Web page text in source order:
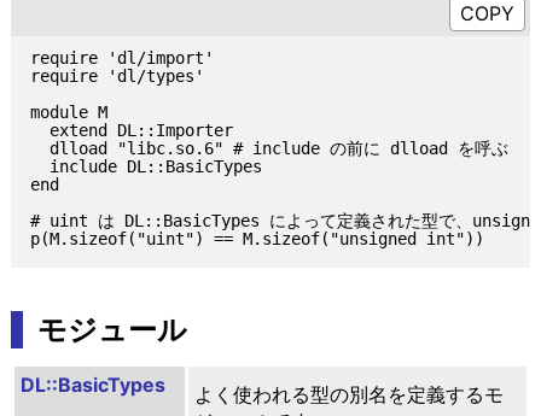
require 'dl/import'
require 'dl/types'
module M
  extend DL::Importer
  dlload "libc.so.6" # include の前に dlload を呼ぶ
  include DL::BasicTypes
end
# uint は DL::BasicTypes によって定義された型で、
モジュール
DL::BasicTypes
よく使われる型の別名を定義するモ